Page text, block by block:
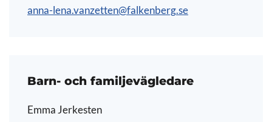
anna-lena.vanzetten@falkenberg.se
Barn- och familjevägledare
Emma Jerkesten